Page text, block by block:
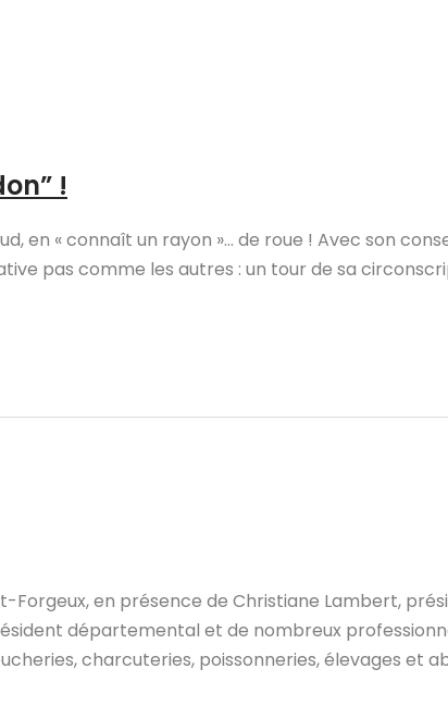
!
en « connaît un rayon »… de roue ! Avec son
pas comme les autres : un tour de sa
Forgeux, en présence de Christiane Lambert,
départemental et de nombreux
charcuteries, poissonneries, élevages et